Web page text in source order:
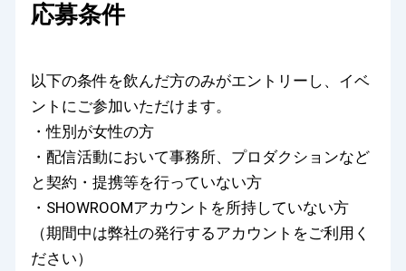
応募条件
以下の条件を飲んだ方のみがエントリーし、イベ
ントにご参加いただけます。
・性別が女性の方
・配信活動において事務所、プロダクションなど
と契約・提携等を行っていない方
・​SHOWROOMアカウントを所持していない方
（期間中は弊社の発行するアカウントをご利用く
ださい）